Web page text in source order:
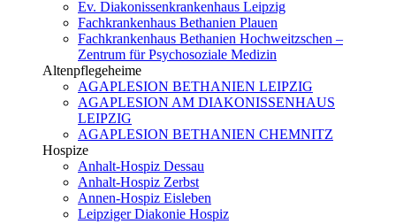
Ev. Diakonissenkrankenhaus Leipzig
Fachkrankenhaus Bethanien Plauen
Fachkrankenhaus Bethanien Hochweitzschen –
Zentrum für Psychosoziale Medizin
Altenpflegeheime
AGAPLESION BETHANIEN LEIPZIG
AGAPLESION AM DIAKONISSENHAUS
LEIPZIG
AGAPLESION BETHANIEN CHEMNITZ
Hospize
Anhalt-Hospiz Dessau
Anhalt-Hospiz Zerbst
Annen-Hospiz Eisleben
Leipziger Diakonie Hospiz